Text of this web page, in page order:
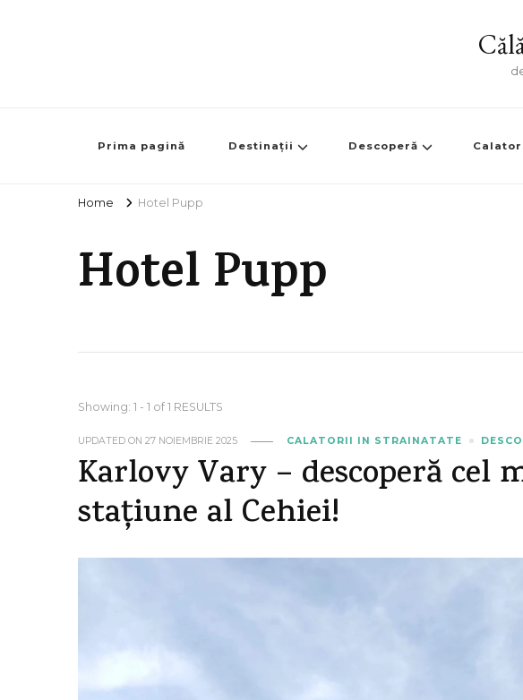
Prima pagină Destinații Descoperă
Home Hotel Pupp
Hotel Pupp
Showing: 1 - 1 of 1 RESULTS
UPDATED ON 27 NOIEMBRIE 2025 CALATORII IN STRAINATATE
Karlovy Vary – descoperă cel
stațiune al Cehiei!